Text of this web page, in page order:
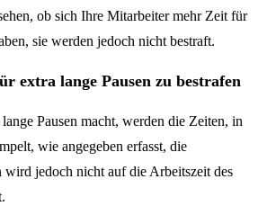
ob sich Ihre Mitarbeiter mehr Zeit für
sie werden jedoch nicht bestraft.
extra lange Pausen zu bestrafen
Pausen macht, werden die Zeiten, in
wie angegeben erfasst, die
wird jedoch nicht auf die Arbeitszeit des